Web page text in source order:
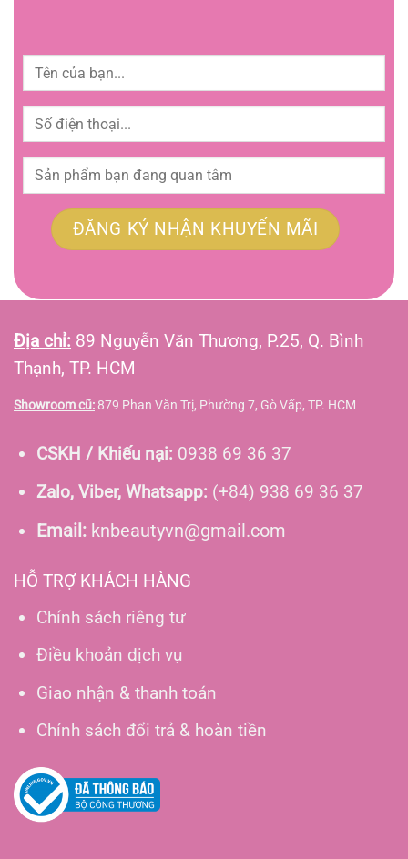
Địa chỉ: 89 Nguyễn Văn Thương, P.25, Q. Bình
Thạnh, TP. HCM
Showroom cũ: 879 Phan Văn Trị, Phường 7, Gò Vấp, TP. HCM
CSKH / Khiếu nại: 0938 69 36 37
Zalo, Viber, Whatsapp: (+84) 938 69 36 37
Email:knbeautyvn@gmail.com
HỖ TRỢ KHÁCH HÀNG
Chính sách riêng tư
Điều khoản dịch vụ
Giao nhận & thanh toán
Chính sách đổi trả & hoàn tiền